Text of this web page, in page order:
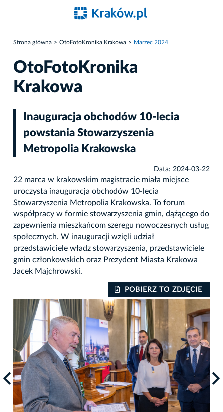
Strona główna OtoFotoKronika Krakowa Marzec 2024
OtoFotoKronika
Krakowa
Inauguracja obchodów 10-lecia
powstania Stowarzyszenia
Metropolia Krakowska
Data: 2024-03-22
22 marca w krakowskim magistracie miała miejsce
uroczysta inauguracja obchodów 10-lecia
Stowarzyszenia Metropolia Krakowska. To forum
współpracy w formie stowarzyszenia gmin, dążącego do
zapewnienia mieszkańcom szeregu nowoczesnych usług
społecznych. W inauguracji wzięli udział
przedstawiciele władz stowarzyszenia, przedstawiciele
gmin członkowskich oraz Prezydent Miasta Krakowa
Jacek Majchrowski.
POBIERZ TO ZDJĘCIE